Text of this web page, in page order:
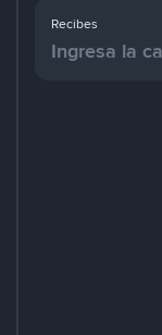
Recibes